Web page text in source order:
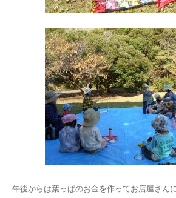
午後からは葉っぱのお金を作ってお店屋さん